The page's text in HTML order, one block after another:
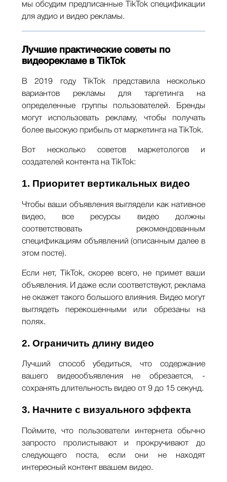
мы обсудим предписанные TikTok спецификации
для аудио и видео рекламы.
Лучшие практические советы по
видеорекламе в TikTok
В 2019 году TikTok представила несколько
вариантов рекламы для таргетинга на
определенные группы пользователей. Бренды
могут использовать рекламу, чтобы получать
более высокую прибыль от маркетинга на TikTok.
Вот несколько советов маркетологов и
создателей контента на TikTok:
1. Приоритет вертикальных видео
Чтобы ваши объявления выглядели как нативное
видео, все ресурсы видео должны
соответствовать рекомендованным
спецификациям объявлений (описанным далее в
этом посте).
Если нет, TikTok, скорее всего, не примет ваши
объявления. И даже если соответствуют, реклама
не окажет такого большого влияния. Видео могут
выглядеть перекошенными или обрезаны на
полях.
2. Ограничить длину видео
Лучший способ убедиться, что содержание
вашего видеообъявления не обрезается, -
сохранять длительность видео от 9 до 15 секунд.
3. Начните с визуального эффекта
Поймите, что пользователи интернета обычно
запросто пролистывают и прокручивают до
следующего поста, если они не находят
интересный контент ввашем видео.